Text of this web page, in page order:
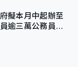
擬本月中起辦至
逾三萬公務員人